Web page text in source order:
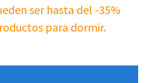
ser hasta del -35%
para dormir.